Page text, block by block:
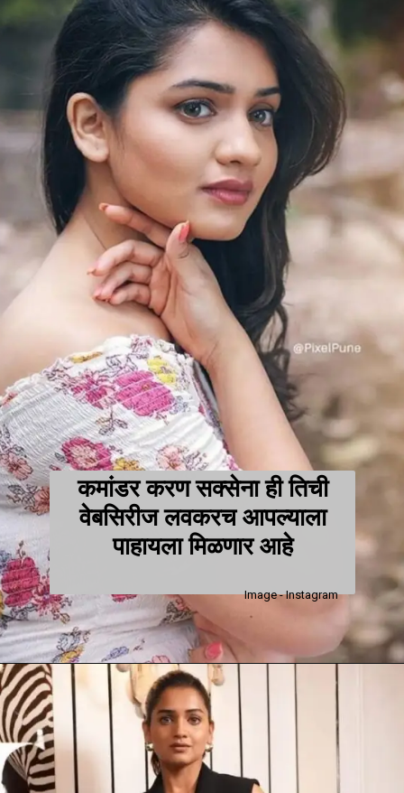
कमांडर करण सक्सेना ही तिची
वेबसिरीज लवकरच आपल्याला
पाहायला मिळणार आहे
Image - Instagram